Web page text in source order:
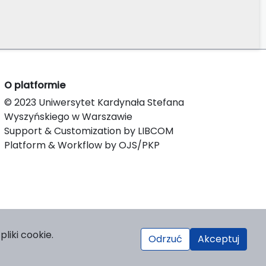
O platformie
© 2023 Uniwersytet Kardynała Stefana
Wyszyńskiego w Warszawie
Support & Customization by LIBCOM
Platform & Workflow by OJS/PKP
cookie. Odrzuć Akceptuj